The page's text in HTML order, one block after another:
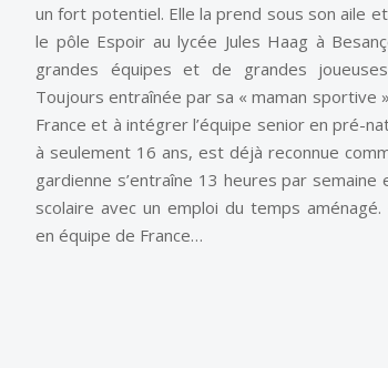
un fort potentiel. Elle la prend sous son aile
le pôle Espoir au lycée Jules Haag à
grandes équipes et de grandes
Toujours entraînée par sa « maman sportive
France et à intégrer l’équipe senior en pré-
à seulement 16 ans, est déjà reconnue
gardienne s’entraîne 13 heures par
scolaire avec un emploi du temps
en équipe de France…